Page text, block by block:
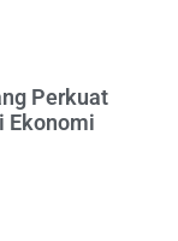
Perkuat
Ekonomi